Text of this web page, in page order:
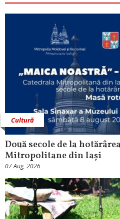
Cultură
Două secole de la
Mitropolitane din Iași
07 Aug, 2026